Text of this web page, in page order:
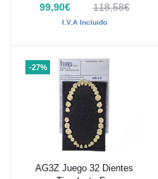
99,90€ 118,58€
I.V.A Incluido
-27%
Añadir al carrito
AG3Z Juego 32 Dientes